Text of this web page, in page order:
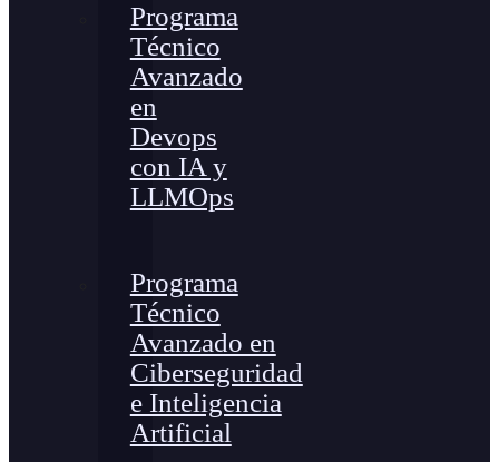
Programa
Técnico
Avanzado
en
Devops
con IA y
LLMOps
Programa
Técnico
Avanzado en
Ciberseguridad
e Inteligencia
Artificial